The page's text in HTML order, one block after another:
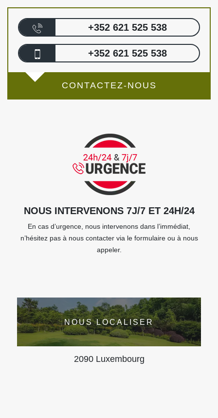
+352 621 525 538
+352 621 525 538
CONTACTEZ-NOUS
NOUS INTERVENONS 7J/7 ET 24H/24
En cas d’urgence, nous intervenons dans l’immédiat,
n’hésitez pas à nous contacter via le formulaire ou à nous
appeler.
NOUS LOCALISER
2090 Luxembourg